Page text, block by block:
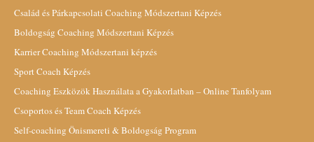
Család és Párkapcsolati Coaching Módszertani Képzés
Boldogság Coaching Módszertani Képzés
Karrier Coaching Módszertani képzés
Sport Coach Képzés
Coaching Eszközök Használata a Gyakorlatban – Online Tanfolyam
Csoportos és Team Coach Képzés
Self-coaching Önismereti & Boldogság Program